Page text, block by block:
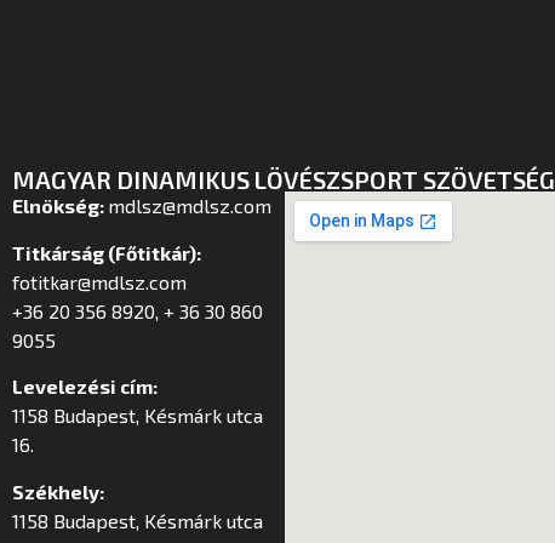
MAGYAR DINAMIKUS LÖVÉSZSPORT SZÖVETSÉG
Elnökség: mdlsz@mdlsz.com
Titkárság (Főtitkár):
fotitkar@mdlsz.com
+36 20 356 8920, + 36 30 860
9055
Levelezési cím:
1158 Budapest, Késmárk utca
16.
Székhely:
1158 Budapest, Késmárk utca